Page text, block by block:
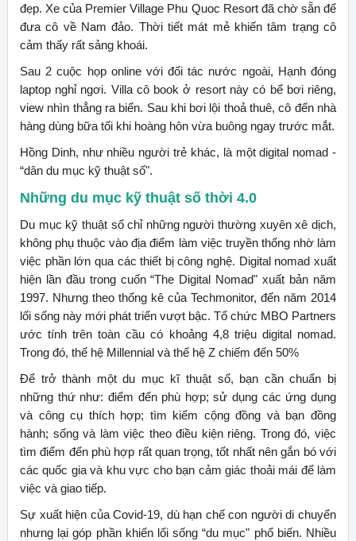
đẹp. Xe của Premier Village Phu Quoc Resort đã chờ sẵn để
đưa cô về Nam đảo. Thời tiết mát mẻ khiến tâm trạng cô
cảm thấy rất sảng khoái.
Sau 2 cuộc họp online với đối tác nước ngoài, Hạnh đóng
laptop nghỉ ngơi. Villa cô book ở resort này có bể bơi riêng,
view nhìn thẳng ra biển. Sau khi bơi lội thoả thuê, cô đến nhà
hàng dùng bữa tối khi hoàng hôn vừa buông ngay trước mắt.
Hồng Dinh, như nhiều người trẻ khác, là một digital nomad -
“dân du mục kỹ thuật số".
Những du mục kỹ thuật số thời 4.0
Du mục kỹ thuật số chỉ những người thường xuyên xê dịch,
không phụ thuộc vào địa điểm làm việc truyền thống nhờ làm
việc phần lớn qua các thiết bị công nghệ. Digital nomad xuất
hiện lần đầu trong cuốn “The Digital Nomad" xuất bản năm
1997. Nhưng theo thống kê của Techmonitor, đến năm 2014
lối sống này mới phát triển vượt bậc. Tổ chức MBO Partners
ước tính trên toàn cầu có khoảng 4,8 triệu digital nomad.
Trong đó, thế hệ Millennial và thế hệ Z chiếm đến 50%
Để trở thành một du mục kĩ thuật số, bạn cần chuẩn bị
những thứ như: điểm đến phù hợp; sử dụng các ứng dụng
và công cụ thích hợp; tìm kiếm cộng đồng và bạn đồng
hành; sống và làm việc theo điều kiện riêng. Trong đó, việc
tìm điểm đến phù hợp rất quan trọng, tốt nhất nên gắn bó với
các quốc gia và khu vực cho bạn cảm giác thoải mái để làm
việc và giao tiếp.
Sự xuất hiện của Covid-19, dù hạn chế con người di chuyển
nhưng lại góp phần khiến lối sống “du mục" phổ biến. Nhiều